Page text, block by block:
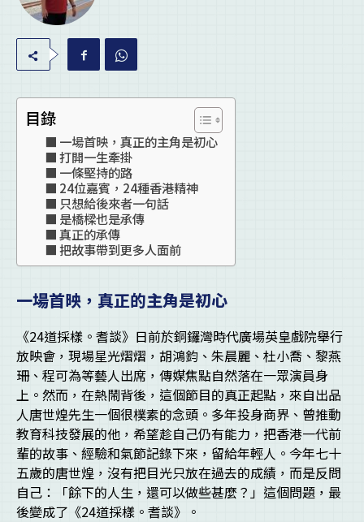
目錄
一場首映，真正的主角是初心
打開一生牽掛
一條堅持的路
24位嘉賓，24種香港精神
只想給後來者一句話
是橋樑也是承傳
真正的承傳
把故事帶到更多人面前
一場首映，真正的主角是初心
《24道採樣。耆談》日前於銅鑼灣時代廣場英皇戲院舉行
放映會，現場星光熠熠，胡鴻鈞、朱晨麗、杜小喬、黎燕
珊、程可為等藝人出席，傳媒焦點自然落在一眾演員身
上。然而，在熱鬧背後，這個節目的真正起點，來自出品
人唐世煌先生一個很樸素的念頭。多年投身商界、曾推動
教育科技發展的他，希望趁自己仍有能力，把香港一代前
輩的故事、經驗和氣節記錄下來，留給年輕人。今年七十
五歲的唐世煌，沒有把目光只放在過去的成績，而是反問
自己：「餘下的人生，還可以做些甚麼？」這個問題，最
後變成了《24道採樣。耆談》。